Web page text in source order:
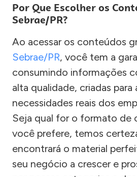
Por Que Escolher os
Sebrae/PR?
Ao acessar os conteúdos
Sebrae/PR, você tem a
consumindo informações
alta qualidade, criadas para
necessidades reais dos
Seja qual for o formato de
você prefere, temos
encontrará o material
seu negócio a crescer e